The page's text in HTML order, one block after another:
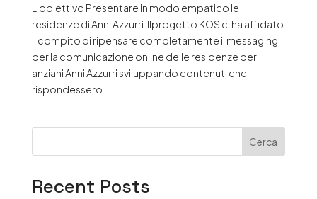
L’obiettivo Presentare in modo empatico le
residenze di Anni Azzurri. Ilprogetto KOS ci ha affidato
il compito di ripensare completamente il messaging
per la comunicazione online delle residenze per
anziani Anni Azzurri sviluppando contenuti che
rispondessero...
Cerca
Recent Posts